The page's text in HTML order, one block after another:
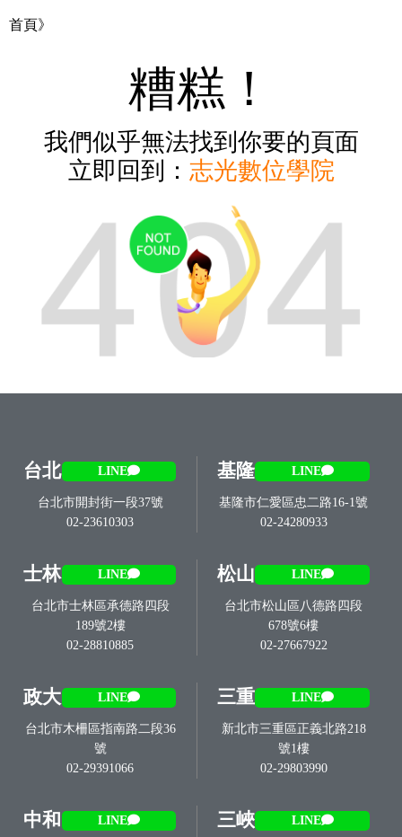
首頁》
糟糕！
我們似乎無法找到你要的頁面
立即回到： 志光數位學院
台北 LINE
台北市開封街一段37號
02-23610303
基隆 LINE
基隆市仁愛區忠二路16-1號
02-24280933
士林 LINE
台北市士林區承德路四段
189號2樓
02-28810885
松山 LINE
台北市松山區八德路四段
678號6樓
02-27667922
政大 LINE
台北市木柵區指南路二段36
號
02-29391066
三重 LINE
新北市三重區正義北路218
號1樓
02-29803990
中和 LINE 三峽 LINE